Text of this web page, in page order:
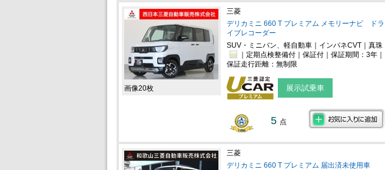
画像20枚
三菱
デリカミニ 660 T プレミアム メモリーナビ ドラ
イブレコーダー
SUV・ミニバン、軽自動車｜インパネCVT｜真珠
｜定期点検整備付｜保証付｜保証期間：3年｜
保証走行距離：無制限
展示試乗車
5 点
三菱
デリカミニ 660 T プレミアム 届出済未使用車